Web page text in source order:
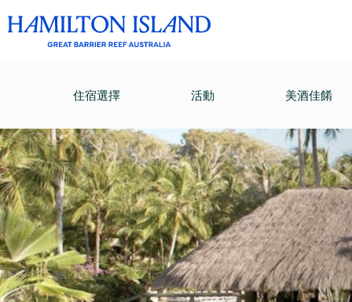
住宿選擇 活動 美酒佳餚